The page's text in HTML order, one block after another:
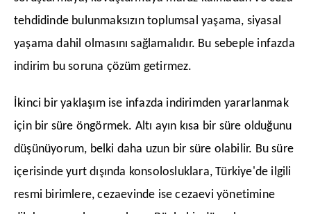
tehdidinde bulunmaksızın toplumsal yaşama, siyasal
yaşama dahil olmasını sağlamalıdır. Bu sebeple infazda
indirim bu soruna çözüm getirmez.
​İkinci bir yaklaşım ise infazda indirimden yararlanmak
için bir süre öngörmek. Altı ayın kısa bir süre olduğunu
düşünüyorum, belki daha uzun bir süre olabilir. Bu süre
içerisinde yurt dışında konsolosluklara, Türkiye'de ilgili
resmi birimlere, cezaevinde ise cezaevi yönetimine